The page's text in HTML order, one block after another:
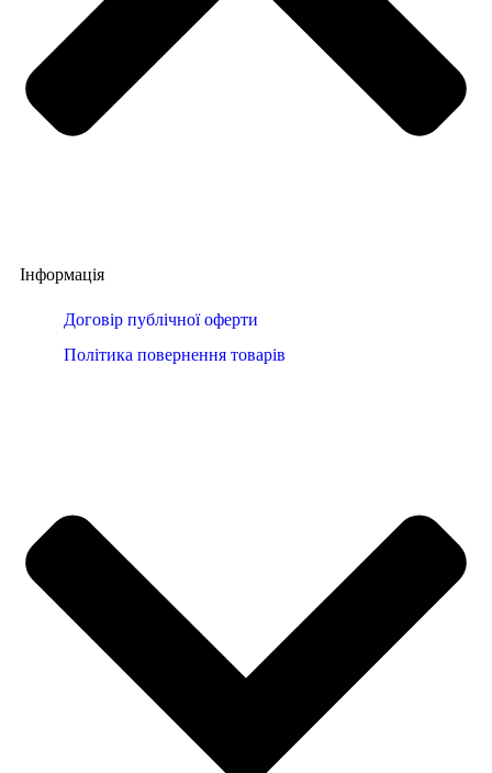
Інформація
Договір публічної оферти
Політика повернення товарів